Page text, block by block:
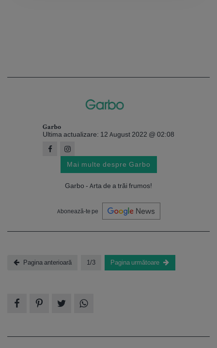
Garbo
Ultima actualizare: 12 August 2022 @ 02:08
Mai multe despre Garbo
Garbo - Arta de a trăi frumos!
Abonează-te pe
Pagina anterioară 1/3 Pagina următoare